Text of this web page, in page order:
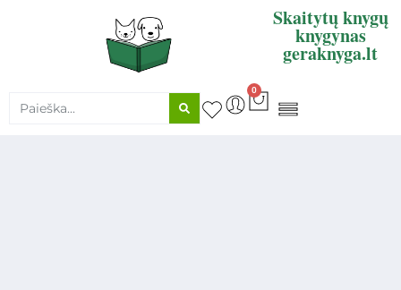
Skaitytų knygų
knygynas
geraknyga.lt
0